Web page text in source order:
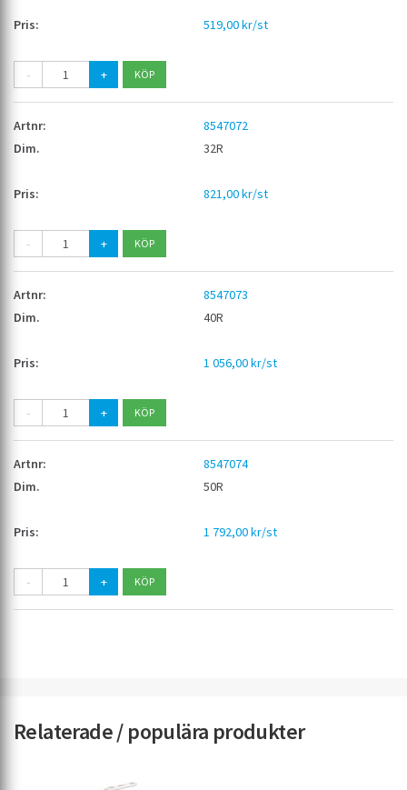
519,00 kr/st
- +
8547072
32R
821,00 kr/st
- +
8547073
40R
1 056,00 kr/st
- +
8547074
50R
1 792,00 kr/st
- +
Relaterade / populära produkter